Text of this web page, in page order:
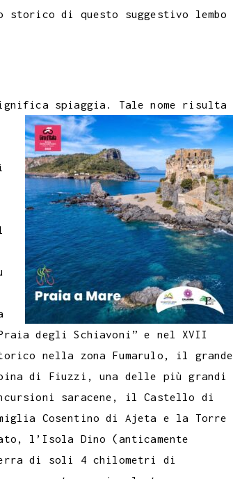
di questo suggestivo lembo
spiaggia. Tale nome risulta
degli Schiavoni” e nel XVII
nella zona Fumarulo, il grande
di Fiuzzi, una delle più grandi
saracene, il Castello di
Cosentino di Ajeta e la Torre
l’Isola Dino (anticamente
di soli 4 chilometri di